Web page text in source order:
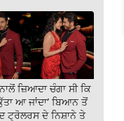
ਜ਼ਿਆਦਾ ਚੰਗਾ ਸੀ ਕਿ
ਆ ਜਾਂਦਾ’ ਬਿਆਨ ਤੋਂ
ਟ੍ਰੋਲਰਸ ਦੇ ਨਿਸ਼ਾਨੇ ਤੇ